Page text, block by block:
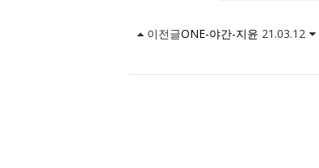
이전글ONE-야간-지윤 21.03.12